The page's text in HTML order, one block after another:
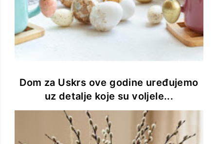
Dom za Uskrs ove godine uređujemo
uz detalje koje su voljele...